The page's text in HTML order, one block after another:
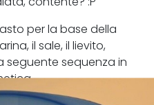
per la base della
il sale, il lievito,
seguente sequenza in